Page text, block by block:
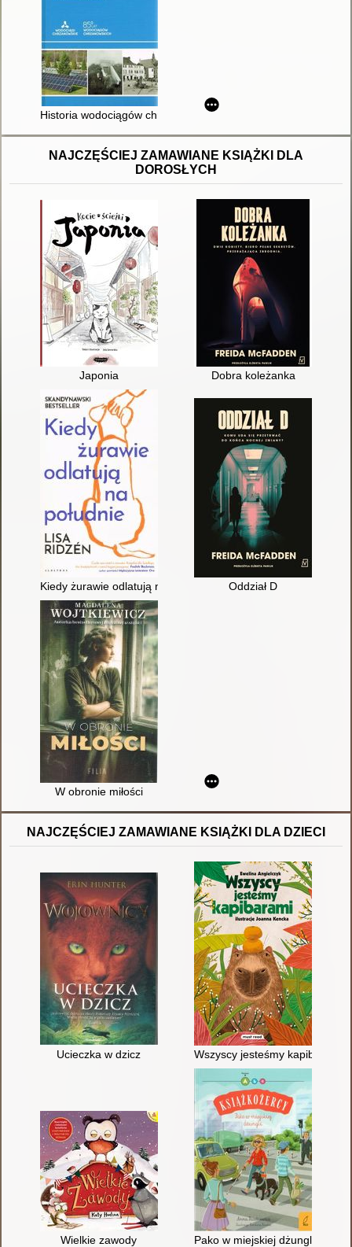
Historia wodociągów chrzanowskich
NAJCZĘŚCIEJ ZAMAWIANE KSIĄŻKI DLA
DOROSŁYCH
Japonia Dobra koleżanka
Kiedy żurawie odlatują na południe Oddział D
W obronie miłości
NAJCZĘŚCIEJ ZAMAWIANE KSIĄŻKI DLA DZIECI
Ucieczka w dzicz Wszyscy jesteśmy kapibarami
Wielkie zawody Pako w miejskiej dżungli